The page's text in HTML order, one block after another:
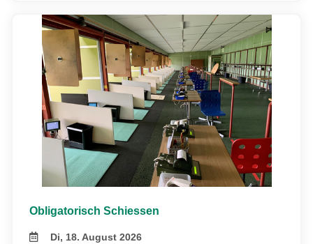
Obligatorisch Schiessen
Di, 18. August 2026